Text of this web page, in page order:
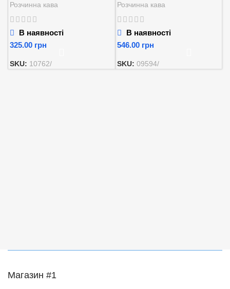
Розчинна кава
В наявності
грн
SKU: 10762/
Розчинна кава
В наявності
грн
SKU: 09594/
Магазин #1